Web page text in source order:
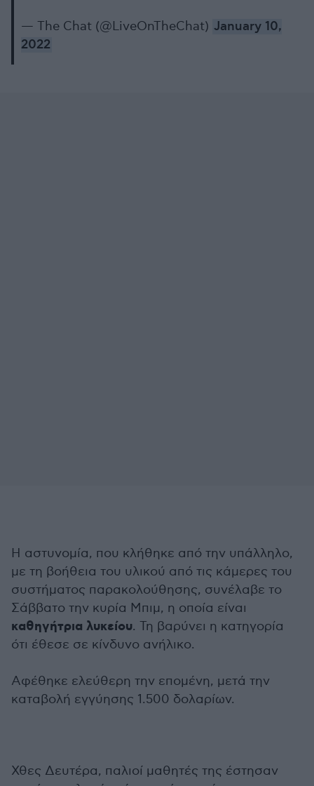
— The Chat (@LiveOnTheChat) January 10,
2022
Η αστυνομία, που κλήθηκε από την υπάλληλο,
με τη βοήθεια του υλικού από τις κάμερες του
συστήματος παρακολούθησης, συνέλαβε το
Σάββατο την κυρία Μπιμ, η οποία είναι
καθηγήτρια λυκείου. Τη βαρύνει η κατηγορία
ότι έθεσε σε κίνδυνο ανήλικο.
Αφέθηκε ελεύθερη την επομένη, μετά την
καταβολή εγγύησης 1.500 δολαρίων.
Χθες Δευτέρα, παλιοί μαθητές της έστησαν